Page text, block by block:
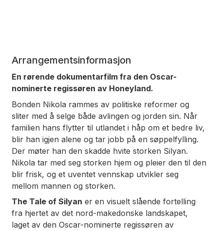
Arrangementsinformasjon
En rørende dokumentarfilm fra den Oscar-
nominerte regissøren av Honeyland.
Bonden Nikola rammes av politiske reformer og
sliter med å selge både avlingen og jorden sin. Når
familien hans flytter til utlandet i håp om et bedre liv,
blir han igjen alene og tar jobb på en søppelfylling.
Der møter han den skadde hvite storken Silyan.
Nikola tar med seg storken hjem og pleier den til den
blir frisk, og et uventet vennskap utvikler seg
mellom mannen og storken.
The Tale of Silyan er en visuelt slående fortelling
fra hjertet av det nord-makedonske landskapet,
laget av den Oscar-nominerte regissøren av